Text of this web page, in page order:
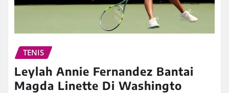
TENIS
Leylah Annie Fernandez Bantai
Magda Linette Di Washingto